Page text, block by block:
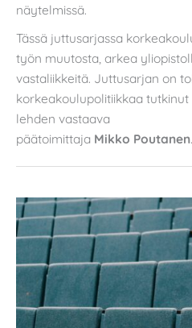
näytelmissä.
Tässä juttusarjassa
työn muutosta, arkea
vastaliikkeitä. Juttusarjan on
korkeakoulupolitiikkaa tutkinut
lehden vastaava
päätoimittaja Mikko Poutanen.